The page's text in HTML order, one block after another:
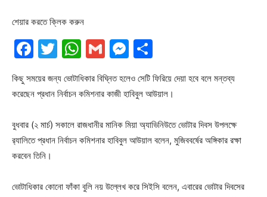
শেয়ার করতে ক্লিক করুন
Facebook
Twitter
WhatsApp
GmailMessenger
কিছু সময়ের জন্য ভোটাধিকার বিঘ্নিত হলেও সেটি ফিরিয়ে দেয়া হবে বলে মন্তব্য
করেছেন প্রধান নির্বাচন কমিশনার কাজী হাবিবুল আউয়াল।
বুধবার (২ মার্চ) সকালে রাজধানীর মানিক মিয়া অ্যাভিনিউতে ভোটার দিবস উপলক্ষে
র‍্যালিতে প্রধান নির্বাচন কমিশনার হাবিবুল আউয়াল বলেন, মুজিববর্ষের অঙ্গিকার রক্ষা
করবেন তিনি।
ভোটাধিকার কোনো ফাঁকা বুলি নয় উল্লেখ করে সিইসি বলেন, এবারের ভোটার দিবসের